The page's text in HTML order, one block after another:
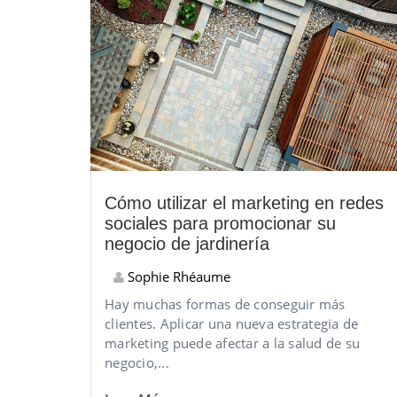
Cómo utilizar el marketing en redes
sociales para promocionar su
negocio de jardinería
Sophie Rhéaume
Hay muchas formas de conseguir más
clientes. Aplicar una nueva estrategia de
marketing puede afectar a la salud de su
negocio,...